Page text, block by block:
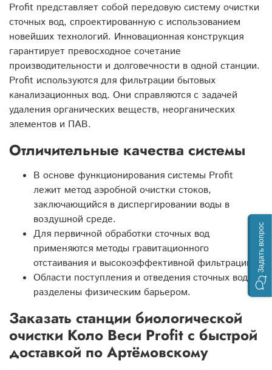
Profit представляет собой передовую систему очистки
сточных вод, спроектированную с использованием
новейших технологий. Инновационная конструкция
гарантирует превосходное сочетание
производительности и долговечности в одной станции.
Profit используются для фильтрации бытовых
канализационных вод. Они справляются с задачей
удаления органических веществ, неорганических
элементов и ПАВ.
Отличительные качества системы
В основе функционирования системы Profit
лежит метод аэробной очистки стоков,
заключающийся в диспергировании воды в
воздушной среде.
Для первичной обработки сточных вод
применяются методы гравитационного
отстаивания и высокоэффективной фильтрации.
Области поступления и отведения сточных вод
разделены физическим барьером.
Заказать станции биологической
очистки Коло Веси Profit с быстрой
доставкой по Артёмовскому
Задать вопрос